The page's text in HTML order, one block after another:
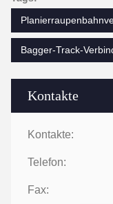
Kontakte
Kontakte:
Telefon:
Fax:
Bagger-Track-